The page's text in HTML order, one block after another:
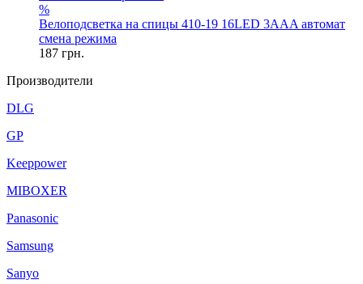
%
Велоподсветка на спицы 410-19 16LED 3AAA автомат
смена режима
187 грн.
Производители
DLG
GP
Keeppower
MIBOXER
Panasonic
Samsung
Sanyo